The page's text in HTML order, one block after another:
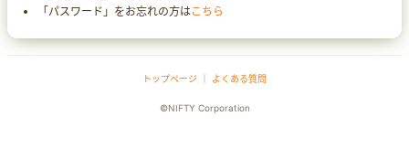
「パスワード」をお忘れの方はこちら
トップページ よくある質問
©NIFTY Corporation